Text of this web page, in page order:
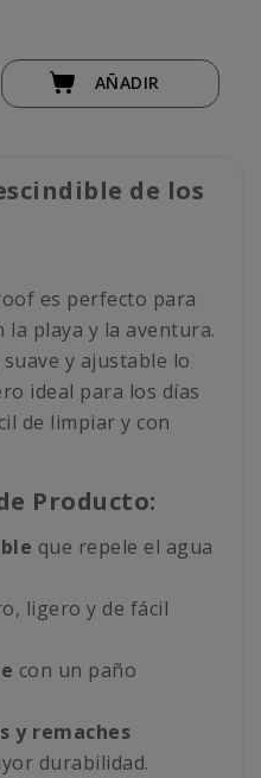
AÑADIR
de los
es perfecto para
la playa y la aventura.
y ajustable lo
ideal para los días
de limpiar y con
Producto:
que repele el agua
ligero y de fácil
con un paño
y remaches
durabilidad.